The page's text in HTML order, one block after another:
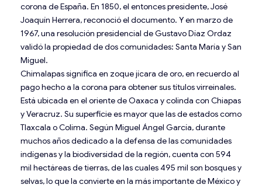
corona de España. En 1850, el entonces presidente, José
Joaquín Herrera, reconoció el documento. Y en marzo de
1967, una resolución presidencial de Gustavo Díaz Ordaz
validó la propiedad de dos comunidades: Santa María y San
Miguel.
Chimalapas significa en zoque jícara de oro, en recuerdo al
pago hecho a la corona para obtener sus títulos virreinales.
Está ubicada en el oriente de Oaxaca y colinda con Chiapas
y Veracruz. Su superficie es mayor que las de estados como
Tlaxcala o Colima. Según Miguel Ángel García, durante
muchos años dedicado a la defensa de las comunidades
indígenas y la biodiversidad de la región, cuenta con 594
mil hectáreas de tierras, de las cuales 495 mil son bosques y
selvas, lo que la convierte en la más importante de México y